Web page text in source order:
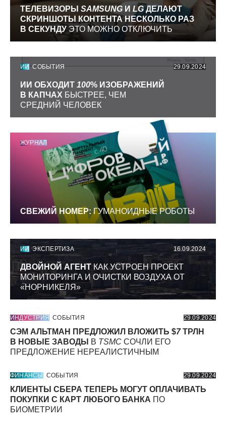
ТЕЛЕВИЗОРЫ SAMSUNG И LGДЕЛАЮТ
СКРИНШОТЫ КОНТЕНТА НЕСКОЛЬКО РАЗ
В СЕКУНДУЭТО МОЖНО ОТКЛЮЧИТЬ
ИИ СОБЫТИЯ 29.09.2024
ИИ ОБХОДИТ 100% ИЗОБРАЖЕНИЙ
В КАПЧАХ БЫСТРЕЕ, ЧЕМ
СРЕДНИЙ ЧЕЛОВЕК
ЖУРНАЛ
СВЕЖИЙ НОМЕР: ГУМАНОИДНЫЕ РОБОТЫ
ИИ ЭКСПЕРТИЗА 16.09.2024
ДВОЙНОЙ АГЕНТКАК УСТРОЕН ПРОЕКТ
МОНИТОРИНГА И ОЧИСТКИ ВОЗДУХА ОТ
«НОРНИКЕЛЯ»
ИНДУСТРИЯ СОБЫТИЯ 29.09.2024
СЭМ АЛЬТМАН ПРЕДЛОЖИЛ ВЛОЖИТЬ $7ТРЛН
В НОВЫЕ ЗАВОДЫ
В TSMC СОЧЛИ ЕГО
ПРЕДЛОЖЕНИЕ НЕРЕАЛИСТИЧНЫМ
ФИНАНСЫ СОБЫТИЯ 29.09.2024
КЛИЕНТЫ СБЕРА ТЕПЕРЬ МОГУТ ОПЛАЧИВАТЬ
ПОКУПКИ С КАРТ ЛЮБОГО БАНКА ПО
БИОМЕТРИИ